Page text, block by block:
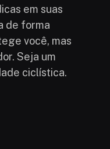
em suas
de forma
você, mas
Seja um
ciclística.